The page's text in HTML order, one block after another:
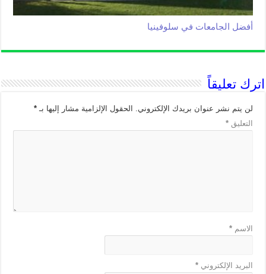
أفضل الجامعات في سلوفينيا
اترك تعليقاً
لن يتم نشر عنوان بريدك الإلكتروني. الحقول الإلزامية مشار إليها بـ*
التعليق*
الاسم*
البريد الإلكتروني*